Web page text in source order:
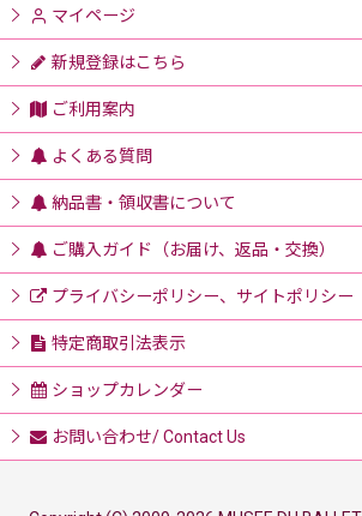
マイページ
新規登録はこちら
ご利用案内
よくある質問
納品書・領収書について
ご購入ガイド（お届け、返品・交換）
プライバシーポリシー、サイトポリシー
特定商取引法表示
ショップカレンダー
お問い合わせ/ Contact Us